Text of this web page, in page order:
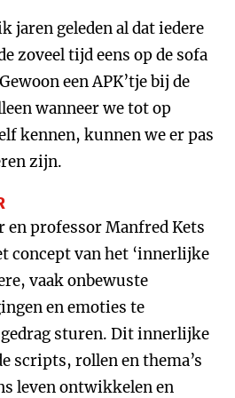
jaren geleden al dat iedere
zoveel tijd eens op de sofa
een APK’tje bij de
wanneer we tot op
kennen, kunnen we er pas
zijn.
en professor Manfred Kets
concept van het ‘innerlijke
vaak onbewuste
en emoties te
sturen. Dit innerlijke
scripts, rollen en thema’s
leven ontwikkelen en